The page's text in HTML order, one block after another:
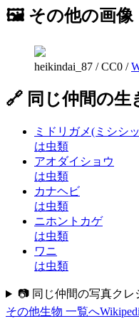
🖼 その他の画像
heikindai_87 /CC0 /
🔗 同じ仲間の生
ミドリガメ(ミシシ
は虫類
アオダイショウ
は虫類
カナヘビ
は虫類
ニホントカゲ
は虫類
ワニ
は虫類
📷 同じ仲間の写真クレ
その他生物 一覧へ